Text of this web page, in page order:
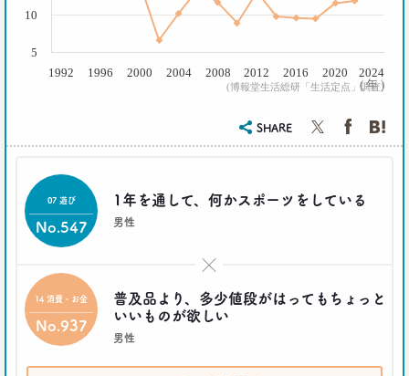
人気コスプレイヤー･伊織もえさんに聞く 仮装とは
大分違う｢本気コスプレイヤー｣の世界
前沢 裕文
日本人男性の｢寿司･ラーメン離れ｣
生活総研 上席研究員/コピーライター
前沢 裕文
2019.04.15
20代4人が語る｢平成の恋愛｣への強烈な違和感
生活総研 上席研究員
三矢正浩
2019.02.27
( 年 )
(博報堂生活総研「生活定点」調査)
1992 1996 2000 2004 2008 2012 2016 2020 2024
10
5
SHARE
1年を通して、何かスポーツをしている
男性
07 遊び
No.547
普及品より、多少値段がはってもちょっと
いいものが欲しい
男性
14 消費・お金
No.937